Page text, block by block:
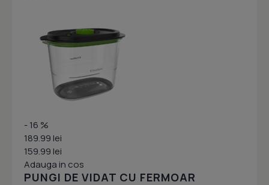
- 16 %
189.99 lei
159.99 lei
Adauga in cos
PUNGI DE VIDAT CU FERMOAR